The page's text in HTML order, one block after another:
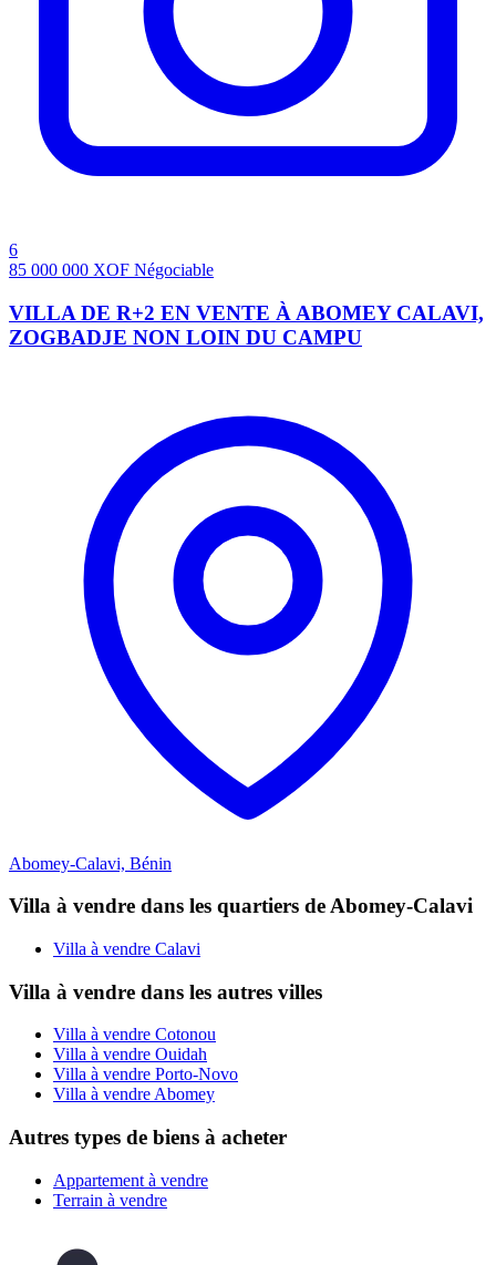
6
85 000 000 XOF Négociable
VILLA DE R+2 EN VENTE À ABOMEY CALAVI,
ZOGBADJE NON LOIN DU CAMPU
Abomey-Calavi, Bénin
Villa à vendre dans les quartiers de Abomey-Calavi
Villa à vendre Calavi
Villa à vendre dans les autres villes
Villa à vendre Cotonou
Villa à vendre Ouidah
Villa à vendre Porto-Novo
Villa à vendre Abomey
Autres types de biens à acheter
Appartement à vendre
Terrain à vendre